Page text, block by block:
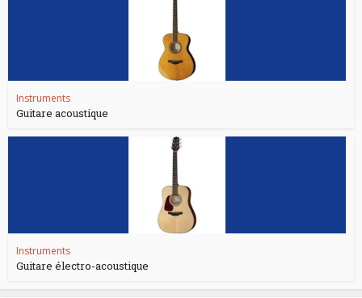
Instruments
Guitare acoustique
Instruments
Guitare électro-acoustique